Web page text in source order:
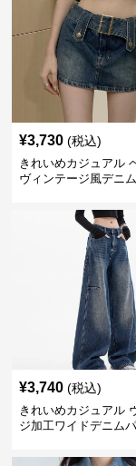
¥3,730 (税込)
きれいめカジュアル
ヴィンテージ風デニ
¥3,740 (税込)
きれいめカジュアル
ジ加工ワイドデニム